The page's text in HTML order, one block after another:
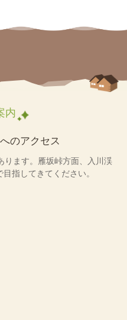
内
のアクセス
ります。雁坂峠方面、入川渓
指してきてください。